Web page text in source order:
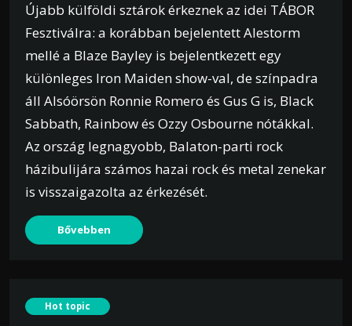
Újabb külföldi sztárok érkeznek az idei TÁBOR
Fesztiválra: a korábban bejelentett Alestorm
mellé a Blaze Bayley is bejelentkezett egy
különleges Iron Maiden show-val, de színpadra
áll Alsóörsön Ronnie Romero és Gus G is, Black
Sabbath, Rainbow és Ozzy Osbourne nótákkal.
Az ország legnagyobb, Balaton-parti rock
házibulijára számos hazai rock és metal zenekar
is visszaigazolta az érkezését.
Bővebben
Hot topic